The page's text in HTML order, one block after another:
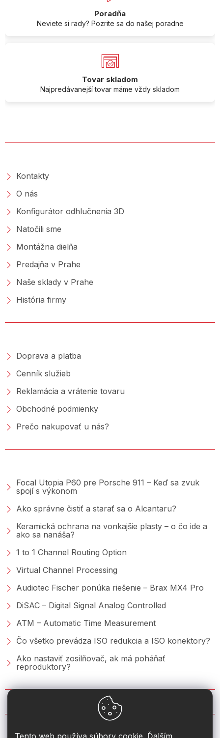
Tento web používa súbory cookie. Ďalším
Poradňa
Neviete si rady? Pozrite sa do našej poradne
Tovar skladom
Najpredávanejší tovar máme vždy skladom
Kontakty
O nás
Konfigurátor odhlučnenia 3D
Natočili sme
Montážna dielňa
Predajňa v Prahe
Naše sklady v Prahe
História firmy
Doprava a platba
Cenník služieb
Reklamácia a vrátenie tovaru
Obchodné podmienky
Prečo nakupovať u nás?
Focal Utopia P60 pre Porsche 911 – Keď sa zvuk
spojí s výkonom
Ako správne čistiť a starať sa o Alcantaru?
Keramická ochrana na vonkajšie plasty – o čo ide a
ako sa nanáša?
1 to 1 Channel Routing Option
Virtual Channel Processing
Audiotec Fischer ponúka riešenie – Brax MX4 Pro
DiSAC – Digital Signal Analog Controlled
ATM – Automatic Time Measurement
Čo všetko prevádza ISO redukcia a ISO konektory?
Ako nastaviť zosilňovač, ak má poháňať
reproduktory?
KONTAKT
info@2din.sk